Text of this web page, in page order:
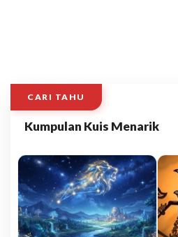
CARI TAHU
Kumpulan Kuis Menarik